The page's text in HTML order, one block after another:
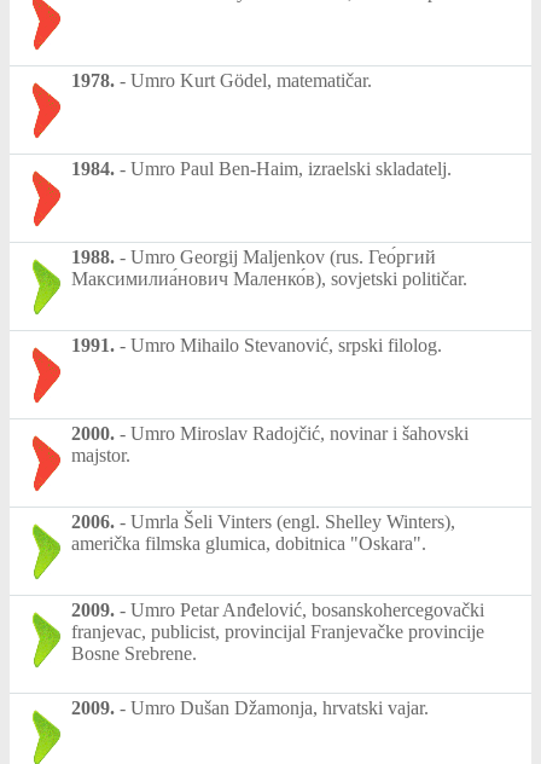
1978. - Umro Kurt Gödel, matematičar.
1984. - Umro Paul Ben-Haim, izraelski skladatelj.
1988. - Umro Georgij Maljenkov (rus. Гео́ргий
Максимилиа́нович Маленко́в), sovjetski političar.
1991. - Umro Mihailo Stevanović, srpski filolog.
2000. - Umro Miroslav Radojčić, novinar i šahovski
majstor.
2006. - Umrla Šeli Vinters (engl. Shelley Winters),
američka filmska glumica, dobitnica "Oskara".
2009. - Umro Petar Anđelović, bosanskohercegovački
franjevac, publicist, provincijal Franjevačke provincije
Bosne Srebrene.
2009. - Umro Dušan Džamonja, hrvatski vajar.